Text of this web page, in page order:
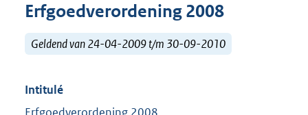
Erfgoedverordening 2008
Geldend van 24-04-2009 t/m 30-09-2010
Intitulé